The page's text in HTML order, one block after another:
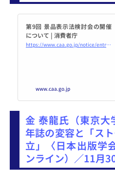
第9回 景品表示法検討会の開催
について | 消費者庁
https://www.caa.go.jp/notice/entry/030950/
www.caa.go.jp
金 泰龍氏（東京大
年誌の変容と「ス
立」〈日本出版学
ンライン）／11月